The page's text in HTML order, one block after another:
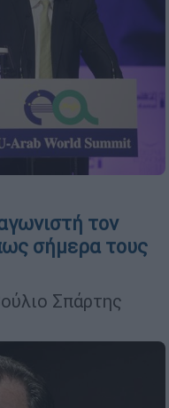
τον
σήμερα τους
Σπάρτης